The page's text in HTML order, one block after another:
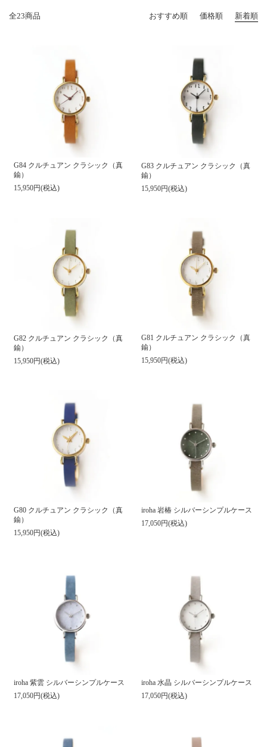
全23商品 おすすめ順 価格順 新着順
G84 クルチュアン クラシック（真
鍮）
15,950円(税込)
G83 クルチュアン クラシック（真
鍮）
15,950円(税込)
G82 クルチュアン クラシック（真
鍮）
15,950円(税込)
G81 クルチュアン クラシック（真
鍮）
15,950円(税込)
G80 クルチュアン クラシック（真
鍮）
15,950円(税込)
iroha 岩椿 シルバーシンプルケース
17,050円(税込)
iroha 紫雲 シルバーシンプルケース
17,050円(税込)
iroha 水晶 シルバーシンプルケース
17,050円(税込)